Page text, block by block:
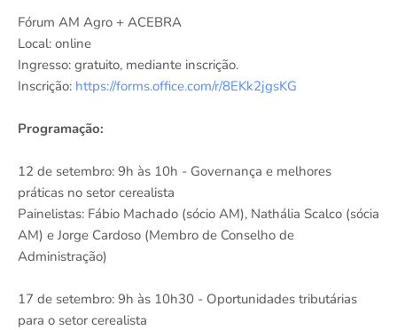
Fórum AM Agro + ACEBRA
Local: online
Ingresso: gratuito, mediante inscrição.
Inscrição: https://forms.office.com/r/8EKk2jgsKG
Programação:
12 de setembro: 9h às 10h - Governança e melhores
práticas no setor cerealista
Painelistas: Fábio Machado (sócio AM), Nathália Scalco (sócia
AM) e Jorge Cardoso (Membro de Conselho de
Administração)
17 de setembro: 9h às 10h30 - Oportunidades tributárias
para o setor cerealista